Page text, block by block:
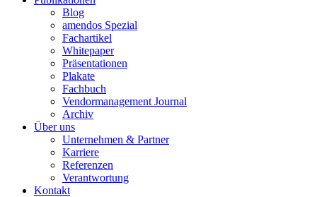
Blog
amendos Spezial
Fachartikel
Whitepaper
Präsentationen
Plakate
Fachbuch
Vendormanagement Journal
Archiv
Über uns
Unternehmen & Partner
Karriere
Referenzen
Verantwortung
Kontakt